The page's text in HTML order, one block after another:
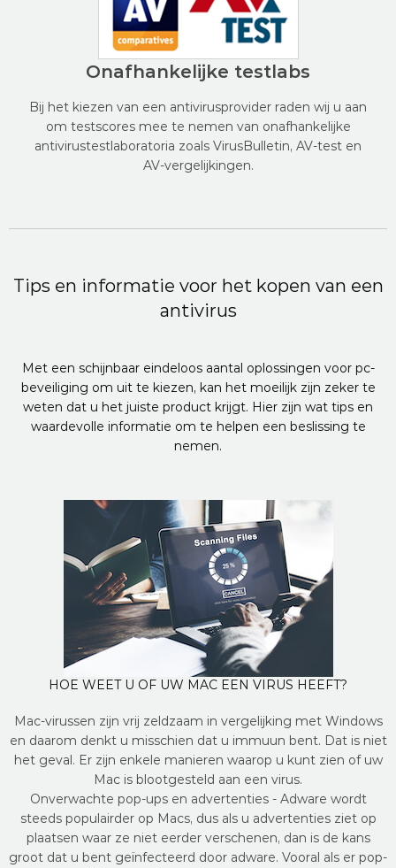
Onafhankelijke testlabs
Bij het kiezen van een antivirusprovider raden wij u aan
om testscores mee te nemen van onafhankelijke
antivirustestlaboratoria zoals VirusBulletin, AV-test en
AV-vergelijkingen.
Tips en informatie voor het kopen van een
antivirus
Met een schijnbaar eindeloos aantal oplossingen voor pc-
beveiliging om uit te kiezen, kan het moeilijk zijn zeker te
weten dat u het juiste product krijgt. Hier zijn wat tips en
waardevolle informatie om te helpen een beslissing te
nemen.
HOE WEET U OF UW MAC EEN VIRUS HEEFT?
Mac-virussen zijn vrij zeldzaam in vergelijking met Windows
en daarom denkt u misschien dat u immuun bent. Dat is niet
het geval. Er zijn enkele manieren waarop u kunt zien of uw
Mac is blootgesteld aan een virus.
Onverwachte pop-ups en advertenties - Adware wordt
steeds populairder op Macs, dus als u advertenties ziet op
plaatsen waar ze niet eerder verschenen, dan is de kans
groot dat u bent geïnfecteerd door adware. Vooral als er pop-